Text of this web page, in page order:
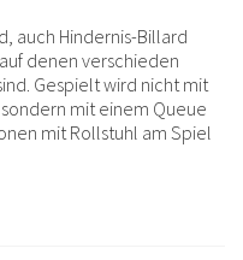
auch Hindernis-Billard
denen verschieden
Gespielt wird nicht mit
mit einem Queue
mit Rollstuhl am Spiel